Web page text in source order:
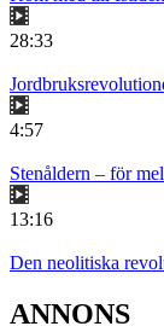
28:33
4:57
Stenåldern – för
13:16
Den neolitiska
ANNONS